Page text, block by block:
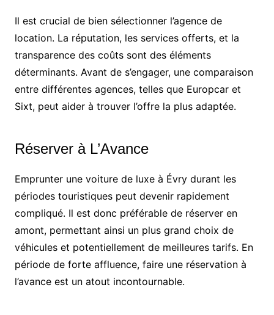
Il est crucial de bien sélectionner l’agence de
location. La réputation, les services offerts, et la
transparence des coûts sont des éléments
déterminants. Avant de s’engager, une comparaison
entre différentes agences, telles que Europcar et
Sixt, peut aider à trouver l’offre la plus adaptée.
Réserver à L’Avance
Emprunter une voiture de luxe à Évry durant les
périodes touristiques peut devenir rapidement
compliqué. Il est donc préférable de réserver en
amont, permettant ainsi un plus grand choix de
véhicules et potentiellement de meilleures tarifs. En
période de forte affluence, faire une réservation à
l’avance est un atout incontournable.